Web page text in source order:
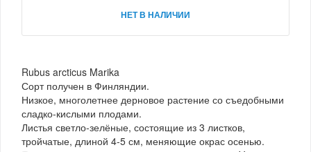
НЕТ В НАЛИЧИИ
Rubus arcticus Marika
Сорт получен в Финляндии.
Низкое, многолетнее дерновое растение со съедобными
сладко-кислыми плодами.
Листья светло-зелёные, состоящие из 3 листков,
тройчатые, длиной 4-5 см, меняющие окрас осенью.